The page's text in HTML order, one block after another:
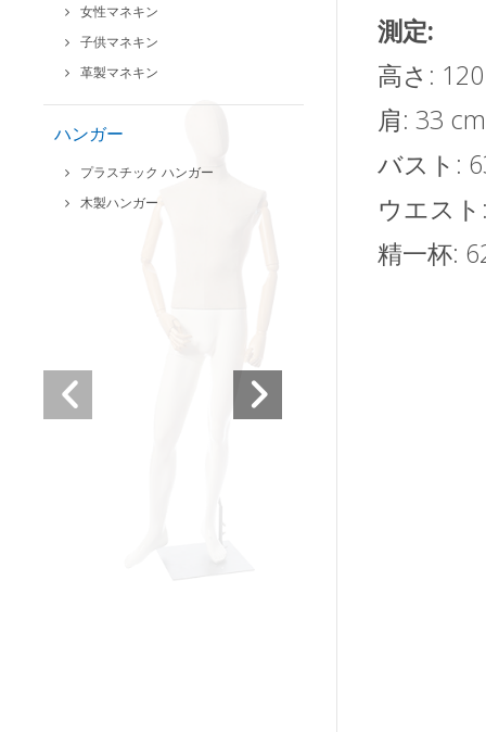
女性マネキン
子供マネキン
革製マネキン
ハンガー
プラスチック ハンガー
木製ハンガー
測定:
高さ:
肩: 33
バスト:
ウエス
精一杯: